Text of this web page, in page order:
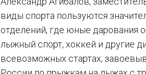
виды спорта пользуются
отделений, где юные дарования
лыжный спорт, хоккей и другие
всевозможных стартах,